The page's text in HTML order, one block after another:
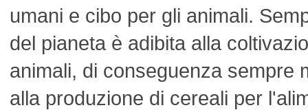
umani e cibo per gli animali.
del pianeta è adibita alla
animali, di conseguenza sempre
alla produzione di cereali per